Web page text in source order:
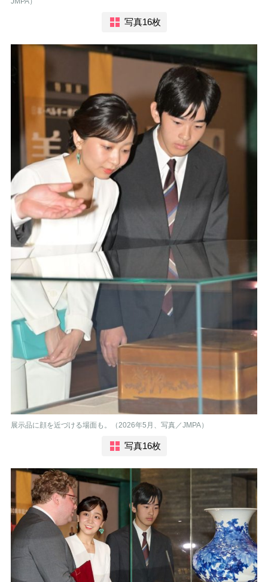
写真16枚
展示品に顔を近づける場面も。（2026年5月、写真／JMPA）
写真16枚